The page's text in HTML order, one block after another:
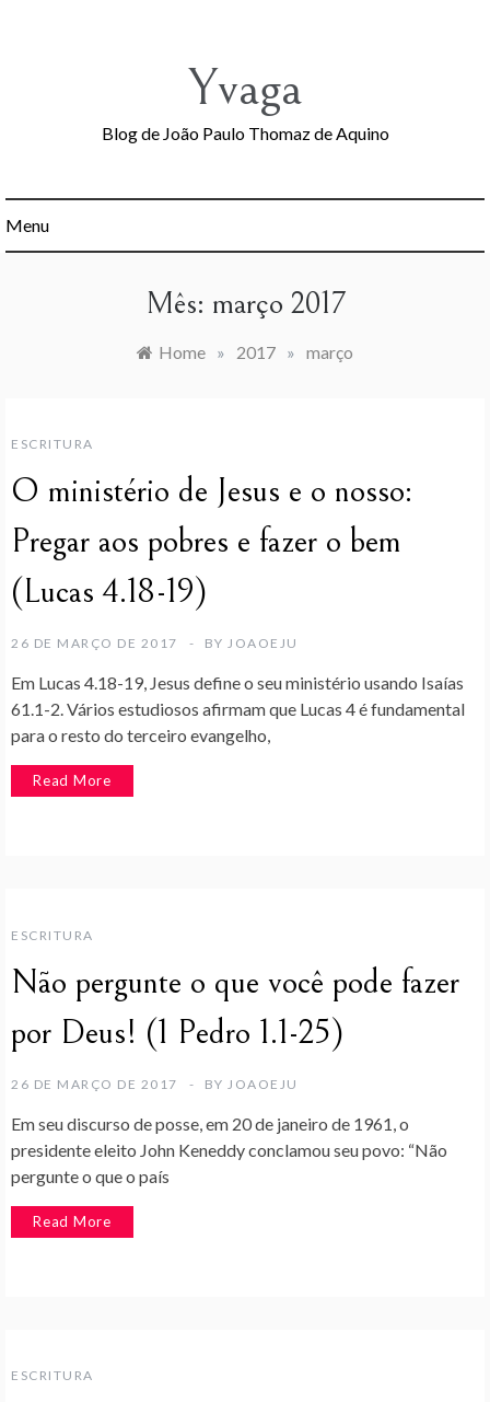
Yvaga
Blog de João Paulo Thomaz de Aquino
Menu
Mês: março 2017
Home » 2017 » março
ESCRITURA
O ministério de Jesus e o nosso:
Pregar aos pobres e fazer o bem
(Lucas 4.18-19)
26 DE MARÇO DE 2017 BY JOAOEJU
Em Lucas 4.18-19, Jesus define o seu ministério usando Isaías
61.1-2. Vários estudiosos afirmam que Lucas 4 é fundamental
para o resto do terceiro evangelho,
Read More
ESCRITURA
Não pergunte o que você pode fazer
por Deus! (1 Pedro 1.1-25)
26 DE MARÇO DE 2017 BY JOAOEJU
Em seu discurso de posse, em 20 de janeiro de 1961, o
presidente eleito John Keneddy conclamou seu povo: “Não
pergunte o que o país
Read More
ESCRITURA